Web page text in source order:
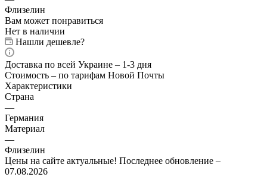
Флизелин
Вам может понравиться
Нет в наличии
Нашли дешевле?
Доставка по всей Украине – 1-3 дня
Стоимость – по тарифам Новой Почты
Характеристики
Страна
—
Германия
Материал
—
Флизелин
Цены на сайте актуальные! Последнее обновление –
07.08.2026